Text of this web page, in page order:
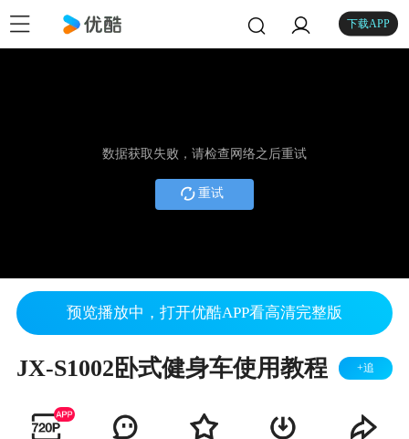
下载APP
数据获取失败，请检查网络之后重试
重试
预览播放中，打开优酷APP看高清完整版
JX-S1002卧式健身车使用教程 +追